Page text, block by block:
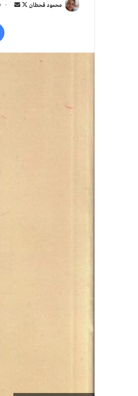
محمود قحطان
تابعأرسل
9